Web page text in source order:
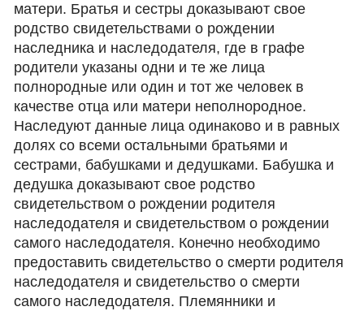
матери. Братья и сестры доказывают свое
родство свидетельствами о рождении
наследника и наследодателя, где в графе
родители указаны одни и те же лица
полнородные или один и тот же человек в
качестве отца или матери неполнородное.
Наследуют данные лица одинаково и в равных
долях со всеми остальными братьями и
сестрами, бабушками и дедушками. Бабушка и
дедушка доказывают свое родство
свидетельством о рождении родителя
наследодателя и свидетельством о рождении
самого наследодателя. Конечно необходимо
предоставить свидетельство о смерти родителя
наследодателя и свидетельство о смерти
самого наследодателя. Племянники и